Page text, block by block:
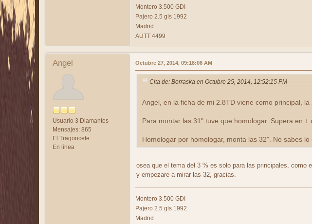
Montero 3.500 GDI
Pajero 2.5 gls 1992
Madrid
AUTT 4499
Angel
Usuario 3 Diamantes
Mensajes: 865
El Tragoncete
En línea
Octubre 27, 2014, 09:18:06 AM
Cita de: Borraska en Octubre 25, 2014, 12:52:15 PM
Angel, en la ficha de mi 2.8TD viene como principal, la
Para montar las 31" tuve que homologar. Supera en +
Homologar por homologar, monta las 32". No sabes
osea que el tema del 3 % es solo para las principales, como
y empezare a mirar las 32, gracias.
Montero 3.500 GDI
Pajero 2.5 gls 1992
Madrid